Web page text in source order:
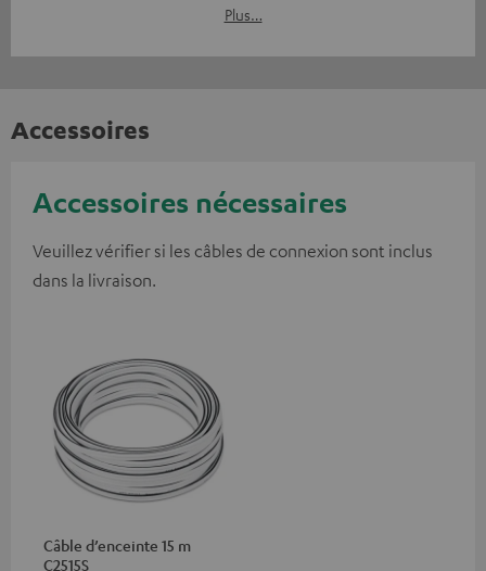
Plus…
Accessoires
Accessoires nécessaires
Veuillez vérifier si les câbles de connexion sont inclus
dans la livraison.
Câble d’enceinte 15 m
C2515S